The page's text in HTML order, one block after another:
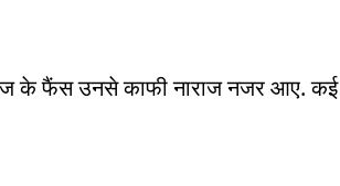
के फैंस उनसे काफी नाराज नजर आए.